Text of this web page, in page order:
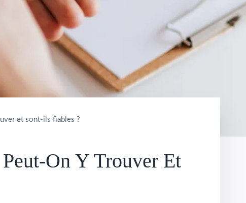
et sont-ils fiables ?
On Y Trouver Et